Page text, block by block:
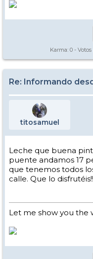
Karma: 0 -
Re: Informando
titosamuel
Leche que buena
puente andamos 17
que tenemos todos
calle. Que lo
Let me show you the